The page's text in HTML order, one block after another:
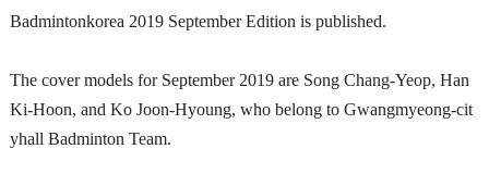
Badmintonkorea 2019 September Edition is published.
The cover models for September 2019 are Song Chang-Yeop, Han
Ki-Hoon, and Ko Joon-Hyoung, who belong to Gwangmyeong-cit
yhall Badminton Team.